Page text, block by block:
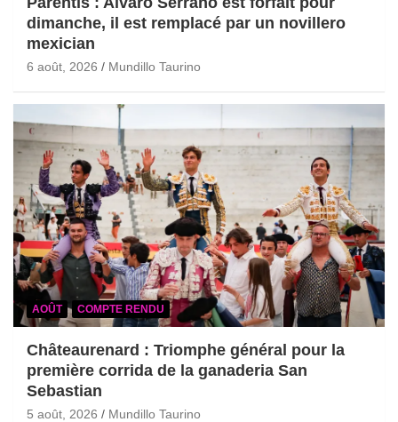
dimanche, il est remplacé par un novillero
mexician
6 août, 2026 Mundillo Taurino
AOÛT COMPTE RENDU
Châteaurenard : Triomphe général pour la
première corrida de la ganaderia San
Sebastian
5 août, 2026 Mundillo Taurino